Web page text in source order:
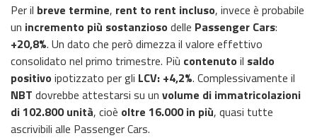
Per il breve termine, rent to rent incluso, invece è probabile
un incremento più sostanzioso delle Passenger Cars:
+20,8%. Un dato che però dimezza il valore effettivo
consolidato nel primo trimestre. Più contenuto il saldo
positivo ipotizzato per gli LCV: +4,2%. Complessivamente il
NBT dovrebbe attestarsi su un volume di immatricolazioni
di 102.800 unità, cioè oltre 16.000 in più, quasi tutte
ascrivibili alle Passenger Cars.